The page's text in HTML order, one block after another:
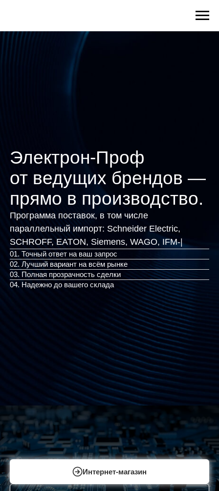
Электрон-Проф
от ведущих брендов —
прямо в производство.
Программа поставок, в том числе
параллельный импорт: Schneider Electric,
SCHROFF, EATON, Siemens,
01. Точный ответ на ваш запрос
02. Лучший вариант на всём рынке
03. Полная прозрачность сделки
04. Надежно до вашего склада
Интернет-магазин